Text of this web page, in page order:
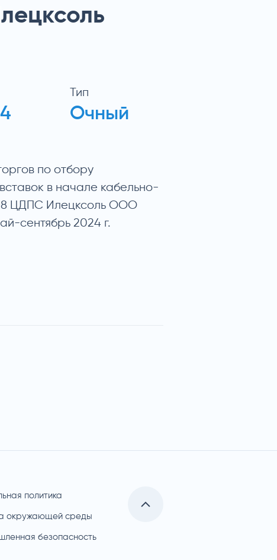
Тип
Очный
по отбору
в начале кабельно-
8 ЦДПС Илецксоль ООО
сентябрь 2024 г.
политика
окружающей среды
безопасность